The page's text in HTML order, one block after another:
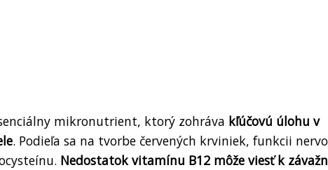
mikronutrient, ktorý zohráva kľúčovú úlohu v
. Podieľa sa na tvorbe červených krviniek, funkcii
Nedostatok vitamínu B12 môže viesť k